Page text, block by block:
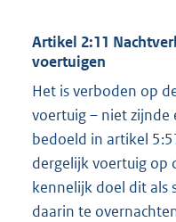
Artikel 2:11
voertuigen
Het is verboden op
voertuig – niet
bedoeld in artikel
dergelijk voertuig op
kennelijk doel dit als
daarin te